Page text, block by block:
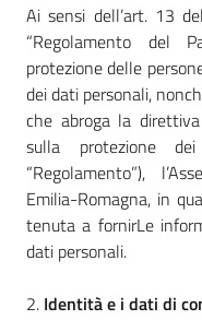
Ai sensi dell’art. 13
“Regolamento del
protezione delle
dei dati personali,
che abroga la
sulla protezione
“Regolamento”),
Emilia-Romagna, in
tenuta a fornirLe
dati personali.
2. Identità e i dati di